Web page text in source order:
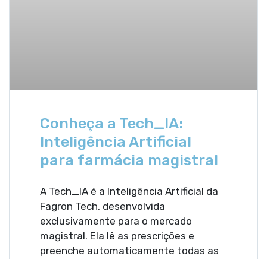
Conheça a Tech_IA:
Inteligência Artificial
para farmácia magistral
A Tech_IA é a Inteligência Artificial da
Fagron Tech, desenvolvida
exclusivamente para o mercado
magistral. Ela lê as prescrições e
preenche automaticamente todas as